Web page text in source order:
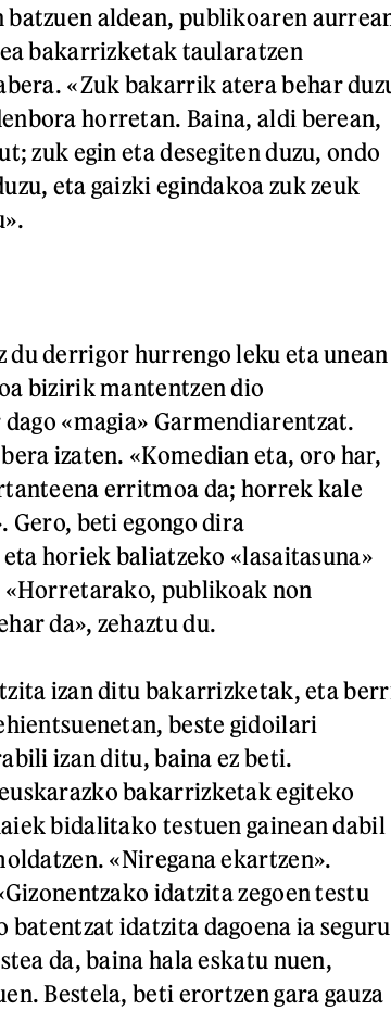
batzuen aldean, publikoaren
bakarrizketak taularatzen
«Zuk bakarrik atera behar
horretan. Baina, aldi berean,
zuk egin eta desegiten duzu, ondo
eta gaizki egindakoa zuk zeuk
du derrigor hurrengo leku eta unean
bizirik mantentzen dio
«magia» Garmendiarentzat.
izaten. «Komedian eta, oro har,
erritmoa da; horrek kale
Gero, beti egongo dira
horiek baliatzeko «lasaitasuna»
publikoak non
da», zehaztu du.
izan ditu bakarrizketak, eta
beste gidoilari
izan ditu, baina ez beti.
bakarrizketak egiteko
bidalitako testuen gainean dabil
«Niregana ekartzen».
idatzita zegoen testu
batentzat idatzita dagoena ia seguru
da, baina hala eskatu nuen,
Bestela, beti erortzen gara gauza